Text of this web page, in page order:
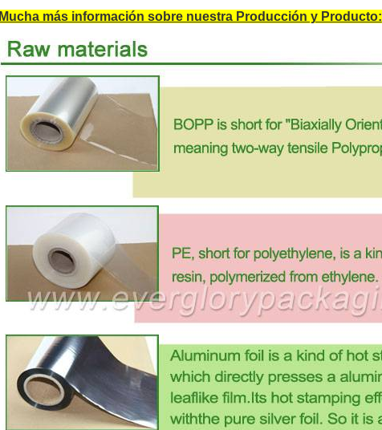
Mucha más información sobre nuestra Producción y Producto: